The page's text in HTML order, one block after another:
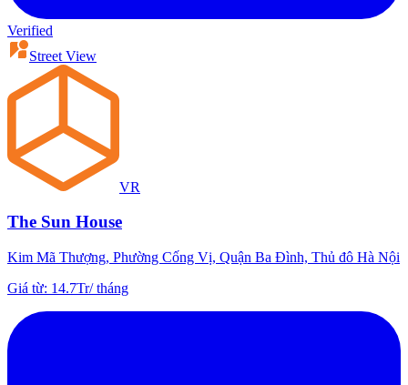
Verified
Street View
VR
The Sun House
Kim Mã Thượng, Phường Cống Vị, Quận Ba Đình, Thủ đô Hà Nội
Giá từ: 14.7Tr/tháng